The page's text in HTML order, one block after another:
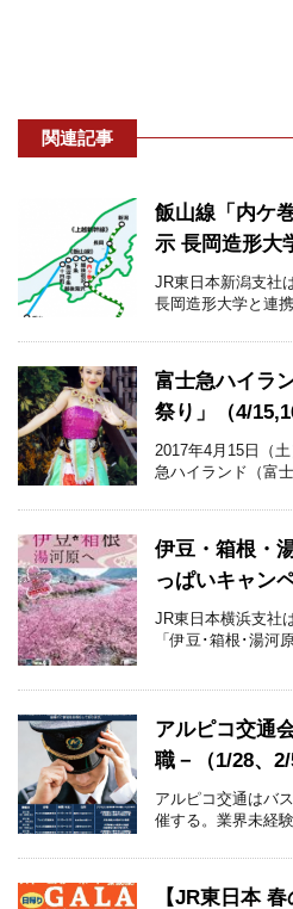
関連記事
飯山線「内ケ
示 長岡造形大
JR東日本新潟支社
長岡造形大学と連
富士急ハイラ
祭り」（4/
2017年4月15日（
急ハイランド（富
伊豆・箱根・
っぱいキャン
JR東日本横浜支社
「伊豆･箱根･湯河
アルピコ交通
職－（1/28、2/
アルピコ交通はバ
催する。業界未経
【JR東日本